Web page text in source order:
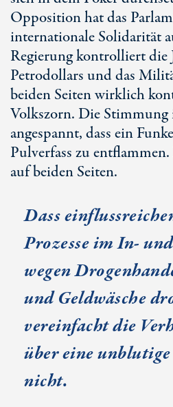
Opposition hat das
internationale Solidarität
Regierung kontrolliert die
Petrodollars und das
beiden Seiten wirklich
Volkszorn. Die Stimmung
angespannt, dass ein
Pulverfass zu
auf beiden Seiten.
Dass
Prozesse im In-
wegen
und Geldwäsche
vereinfacht die
über eine
nicht.